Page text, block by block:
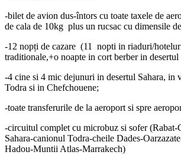
-bilet de avion dus-întors cu toate taxele de
de cala de 10kg plus un rucsac cu dimensile
-12 nopți de cazare (11 nopti in riaduri/
traditionale,+o noapte in cort berber in desertul
-4 cine si 4 mic dejunuri in desertul Sahara, in
Todra si in Chefchouene;
-toate transferurile de la aeroport si spre
-circuitul complet cu microbuz si sofer (Rabat-
Sahara-canionul Todra-cheile Dades-
Hadou-Muntii Atlas-Marrakech)